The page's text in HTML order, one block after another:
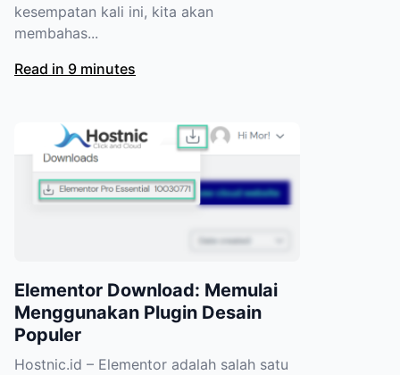
kesempatan kali ini, kita akan
membahas...
Read in 9 minutes
Elementor Download: Memulai
Menggunakan Plugin Desain
Populer
Hostnic.id – Elementor adalah salah satu